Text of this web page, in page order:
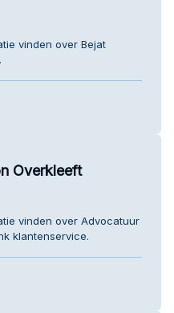
vinden over Bejat
Overkleeft
vinden over Advocatuur
klantenservice.